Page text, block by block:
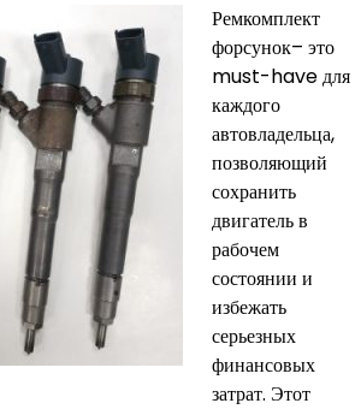
Ремкомплект
форсунок– это
must-have для
каждого
автовладельца,
позволяющий
сохранить
двигатель в
рабочем
состоянии и
избежать
серьезных
финансовых
затрат. Этот